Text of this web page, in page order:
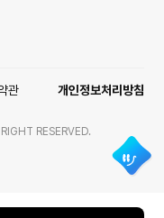
관 개인정보처리방침
RESERVED.